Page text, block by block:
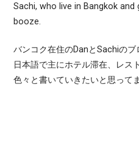
Sachi, who live in Bangkok
booze.
バンコク在住のDanとSachiの
日本語で主にホテル滞在、レス
色々と書いていきたいと思って